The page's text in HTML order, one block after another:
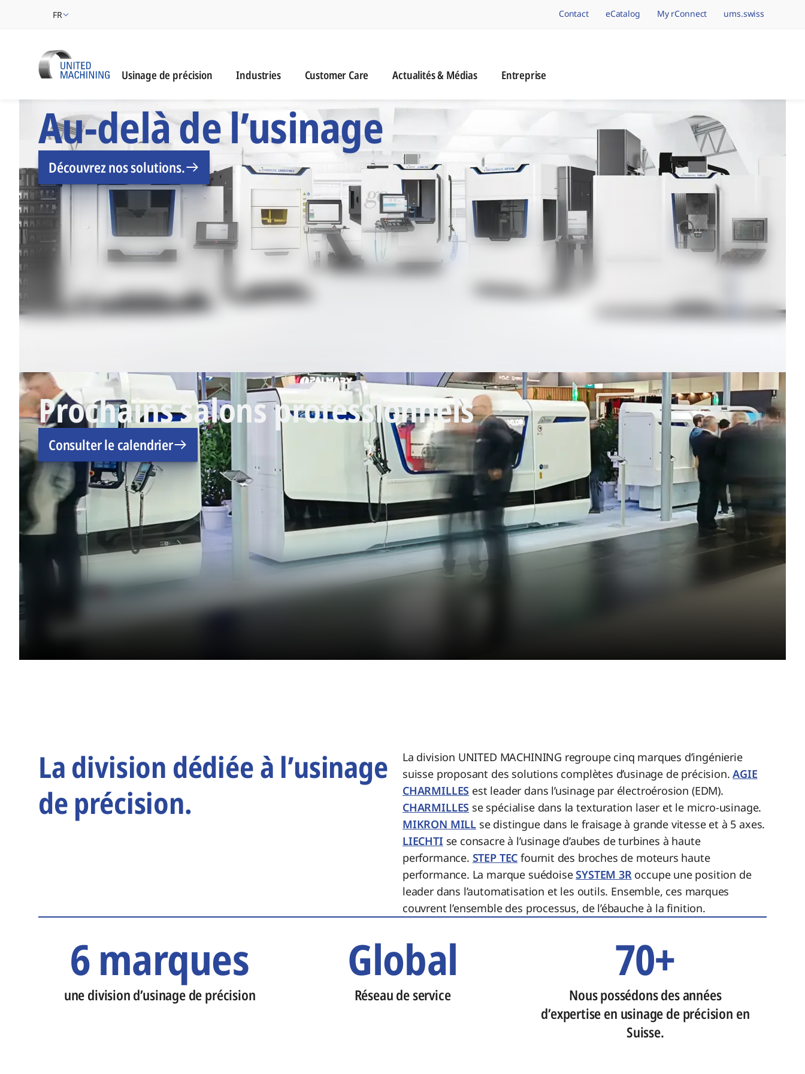
FR navigation.brand
Contact eCatalog My rConnect ums.swiss
Usinage de précision Industries Customer Care Actualités & Médias Entreprise
UNITED MACHINING - Six Marques d'Usinage de
Au-delà de l’usinage
Découvrez nos solutions.
Prochains salons professionnels
Consulter le calendrier
La division dédiée à l’usinage
de précision.
La division UNITED MACHINING regroupe cinq marques d’ingénierie
suisse proposant des solutions complètes d’usinage de précision.AGIE
CHARMILLES est leader dans l’usinage par électroérosion (EDM).
CHARMILLES se spécialise dans la texturation laser et le micro-usinage.
MIKRON MILL se distingue dans le fraisage à grande vitesse et à 5 axes.
LIECHTI se consacre à l’usinage d’aubes de turbines à haute
performance. STEP TEC fournit des broches de moteurs haute
performance. La marque suédoiseSYSTEM 3Roccupe une position de
leader dans l’automatisation et les outils. Ensemble, ces marques
couvrent l’ensemble des processus, de l’ébauche à la finition.
6 marques
une division d’usinage de précision
Global
Réseau de service
70+
Nous possédons des années
d’expertise en usinage de précision en
Suisse.